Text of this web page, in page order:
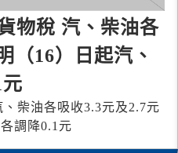
物稅 汽、柴油各
（16）日起汽、
柴油各吸收3.3元及2.7元
調降0.1元